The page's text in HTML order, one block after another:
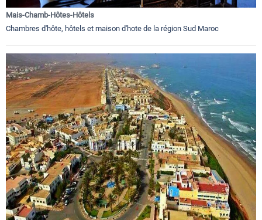
Mais-Chamb-Hôtes-Hôtels
Chambres d'hôte, hôtels et maison d'hote de la région Sud Maroc